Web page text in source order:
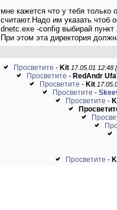
мне кажется что у тебя
считают.Надо им указать чтоб
dnetc.exe -config выбирай
При этом эта директория
Просветите - Kit 17.05.01 12:48
Просветите - RedAndr
Просветите - Kit
Просветите -
Просветите -
Просветите -